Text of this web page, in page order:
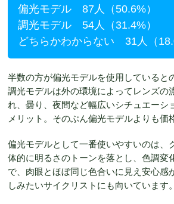
偏光モデル 87人（50.6%）
調光モデル 54人（31.4%）
どちらかわからない 31人（
半数の方が偏光モデルを使用していると
調光モデルは外の環境によってレンズの
れ、曇り、夜間など幅広いシチュエーシ
メリット。そのぶん偏光モデルよりも価
偏光モデルとして一番使いやすいのは、
体的に明るさのトーンを落とし、色調変
で、肉眼とほぼ同じ色合いに見え安心感
しみたいサイクリストにも向いています。